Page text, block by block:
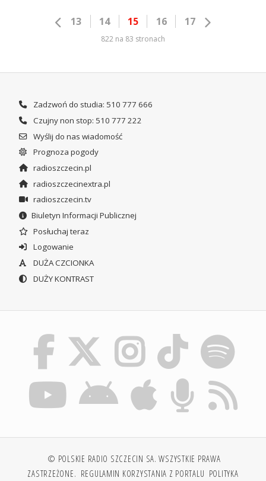
13 14 15 16 17
822 na 83 stronach
Zadzwoń do studia: 510 777 666
Czujny non stop: 510 777 222
Wyślij do nas wiadomość
Prognoza pogody
radioszczecin.pl
radioszczecinextra.pl
radioszczecin.tv
Biuletyn Informacji Publicznej
Posłuchaj teraz
Logowanie
DUŻA CZCIONKA
DUŻY KONTRAST
© POLSKIE RADIO SZCZECIN SA. WSZYSTKIE PRAWA
ZASTRZEŻONE. REGULAMIN KORZYSTANIA Z PORTALU POLITYKA